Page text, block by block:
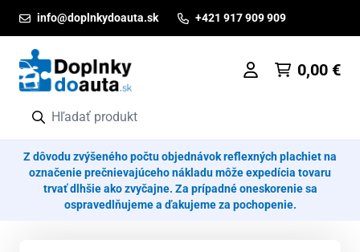
info@doplnkydoauta.sk +421 917 909 909
0,00 €
Z dôvodu zvýšeného počtu objednávok reflexných plachiet na
označenie prečnievajúceho nákladu môže expedícia tovaru
trvať dlhšie ako zvyčajne. Za prípadné oneskorenie sa
ospravedlňujeme a ďakujeme za pochopenie.